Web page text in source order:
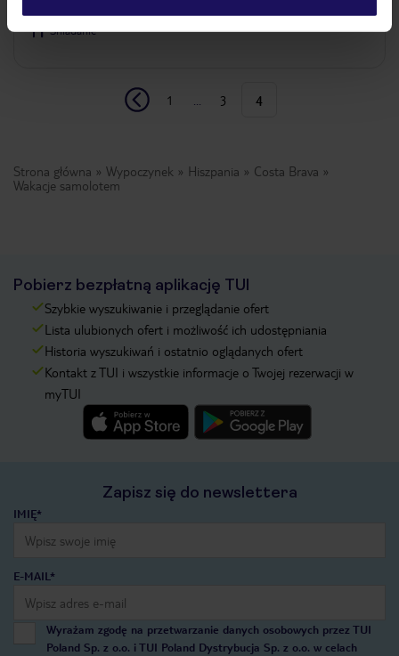
Śniadanie
1 3 4
Strona główna Wypoczynek Hiszpania
Costa Brava
Wakacje samolotem
Pobierz bezpłatną aplikację TUI
Szybkie wyszukiwanie i przeglądanie ofert
Lista ulubionych ofert i możliwość ich udostępniania
Historia wyszukiwań i ostatnio oglądanych ofert
Kontakt z TUI i wszystkie informacje o Twojej rezerwacji w
myTUI
Zapisz się do newslettera
IMIĘ*
E-MAIL*
Wyrażam zgodę na przetwarzanie danych osobowych przez TUI
Poland Sp. z o.o. i TUI Poland Dystrybucja Sp. z o.o. w celach